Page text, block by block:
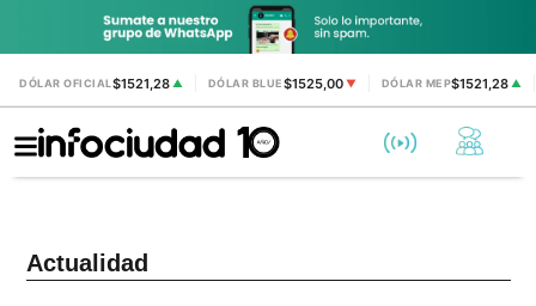
DÓLAR OFICIAL$1521,28 ▲ DÓLAR BLUE$1525,00 ▼ DÓLAR MEP$1521,28▲
Actualidad